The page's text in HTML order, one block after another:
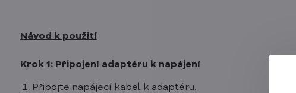
Návod k použití
Krok 1: Připojení adaptéru k napájení
Připojte napájecí kabel k adaptéru.